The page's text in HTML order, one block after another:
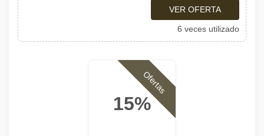
VER OFERTA
6 veces utilizado
15%
Ofertas